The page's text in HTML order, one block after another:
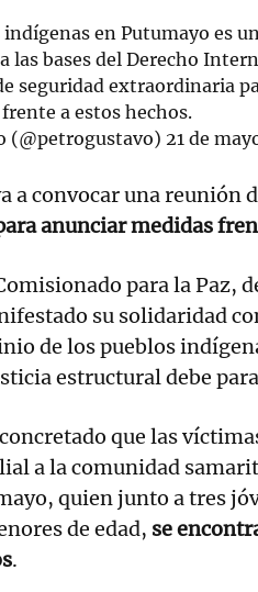
en Putumayo es
las bases del Derecho
seguridad extraordinaria
frente a estos hechos.
(@petrogustavo) 21 de
a convocar una reunión
anunciar medidas
para la Paz,
su solidaridad
de los pueblos
estructural debe
que las
a la comunidad
quien junto a tres
de edad, se
.